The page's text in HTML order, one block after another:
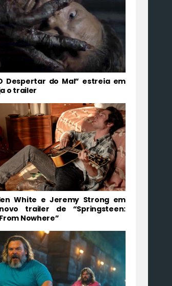
Despertar do Mal” estreia em
o trailer
White e Jeremy Strong em
trailer de “Springsteen:
Nowhere”